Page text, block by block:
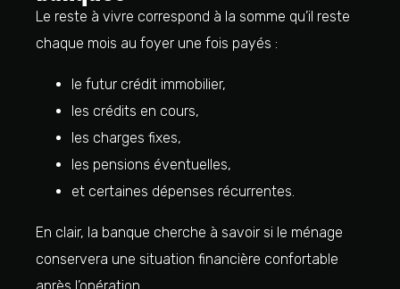
Le reste à vivre correspond à la somme qu’il reste
chaque mois au foyer une fois payés :
le futur crédit immobilier,
les crédits en cours,
les charges fixes,
les pensions éventuelles,
et certaines dépenses récurrentes.
En clair, la banque cherche à savoir si le ménage
conservera une situation financière confortable